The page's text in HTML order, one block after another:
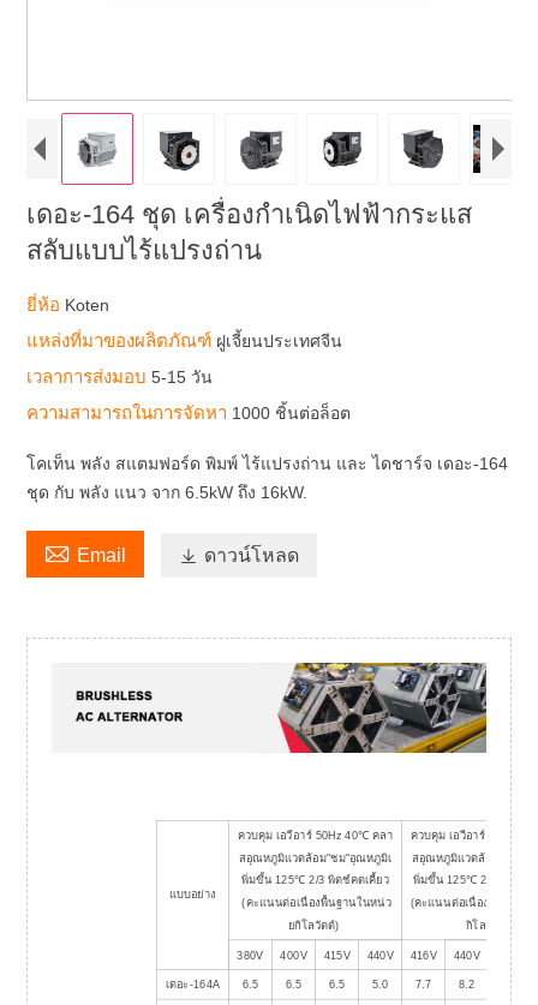
เดอะ-164 ชุด เครื่องกำเนิดไฟฟ้ากระแส
สลับแบบไร้แปรงถ่าน
ยี่ห้อ Koten
แหล่งที่มาของผลิตภัณฑ์ ฝูเจี้ยนประเทศจีน
เวลาการส่งมอบ5-15 วัน
ความสามารถในการจัดหา 1000 ชิ้นต่อล็อต
โคเท็น พลัง สแตมฟอร์ด พิมพ์ ไร้แปรงถ่าน และ ไดชาร์จ เดอะ-164
ชุด กับ พลัง แนว จาก 6.5kW ถึง 16kW.
 Email  ดาวน์โหลด
แบบอย่าง
ควบคุม เอวีอาร์ 50Hz 40℃ คลา
สอุณหภูมิแวดล้อม"ชม"อุณหภูมิเ
พิ่มขึ้น 125℃ 2/3 พิตช์คดเคี้ยว
(คะแนนต่อเนื่องพื้นฐานในหน่ว
ยกิโลวัตต์)
ควบคุม เอวีอาร์ 60Hz 40
สอุณหภูมิแวดล้อม"ชม"อุ
พิ่มขึ้น 125℃ 2/3 พิตช์คด
(คะแนนต่อเนื่องพื้นฐานใ
กิโลวัตต์)
380V 400V 415V 440V 416V 440V 460V
เดอะ-164A 6.5 6.5 6.5 5.0 7.7 8.2 8.2